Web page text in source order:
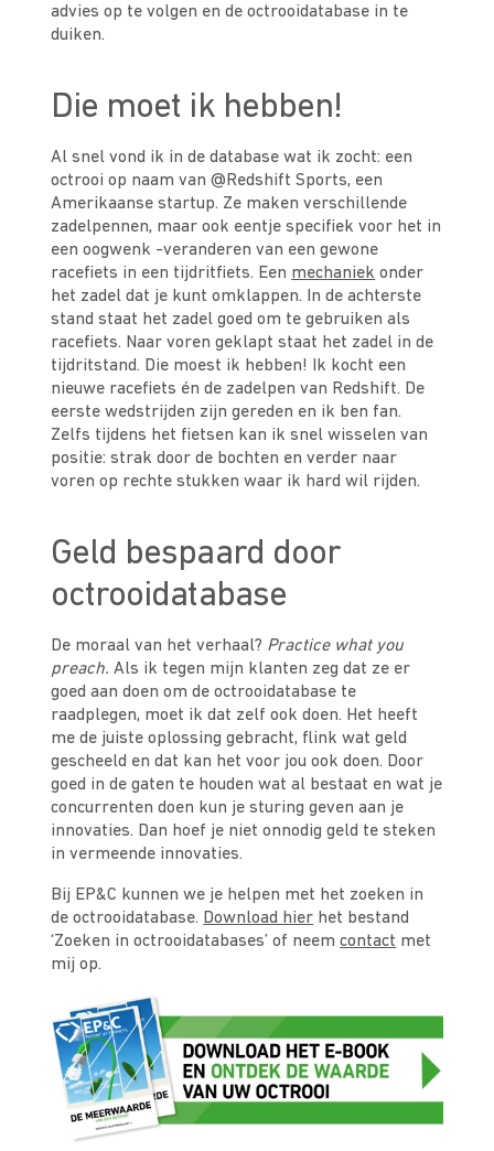
advies op te volgen en de octrooidatabase in te
duiken.
Die moet ik hebben!
Al snel vond ik in de database wat ik zocht: een
octrooi op naam van @Redshift Sports, een
Amerikaanse startup. Ze maken verschillende
zadelpennen, maar ook eentje specifiek voor het in
een oogwenk -veranderen van een gewone
racefiets in een tijdritfiets. Een mechaniek onder
het zadel dat je kunt omklappen. In de achterste
stand staat het zadel goed om te gebruiken als
racefiets. Naar voren geklapt staat het zadel in de
tijdritstand. Die moest ik hebben! Ik kocht een
nieuwe racefiets én de zadelpen van Redshift. De
eerste wedstrijden zijn gereden en ik ben fan.
Zelfs tijdens het fietsen kan ik snel wisselen van
positie: strak door de bochten en verder naar
voren op rechte stukken waar ik hard wil rijden.
Geld bespaard door
octrooidatabase
De moraal van het verhaal? Practice what you
preach.Als ik tegen mijn klanten zeg dat ze er
goed aan doen om de octrooidatabase te
raadplegen, moet ik dat zelf ook doen. Het heeft
me de juiste oplossing gebracht, flink wat geld
gescheeld en dat kan het voor jou ook doen. Door
goed in de gaten te houden wat al bestaat en wat je
concurrenten doen kun je sturing geven aan je
innovaties. Dan hoef je niet onnodig geld te steken
in vermeende innovaties.
Bij EP&C kunnen we je helpen met het zoeken in
de octrooidatabase. Download hier het bestand
‘Zoeken in octrooidatabases’ of neemcontact met
mij op.